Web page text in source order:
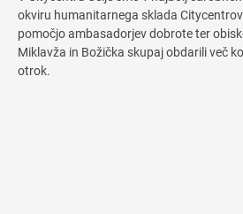
okviru humanitarnega sklada
pomočjo ambasadorjev dobrote ter
Miklavža in Božička skupaj obdarili več
otrok.